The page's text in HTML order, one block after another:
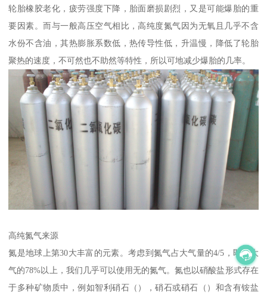
轮胎橡胶老化，疲劳强度下降，胎面磨损剧烈，又是可能爆胎的重
要因素。而与一般高压空气相比，高纯度氮气因为无氧且几乎不含
水份不含油，其热膨胀系数低，热传导性低，升温慢，降低了轮胎
聚热的速度，不可然也不助然等特性，所以可地减少爆胎的几率。
高纯氮气来源
氮是地球上第30大丰富的元素。考虑到氮气占大气量的4/5，即占大
气的78%以上，我们几乎可以使用无的氮气。氮也以硝酸盐形式存在
于多种矿物质中，例如智利硝石（），硝石或硝石（）和含有铵盐